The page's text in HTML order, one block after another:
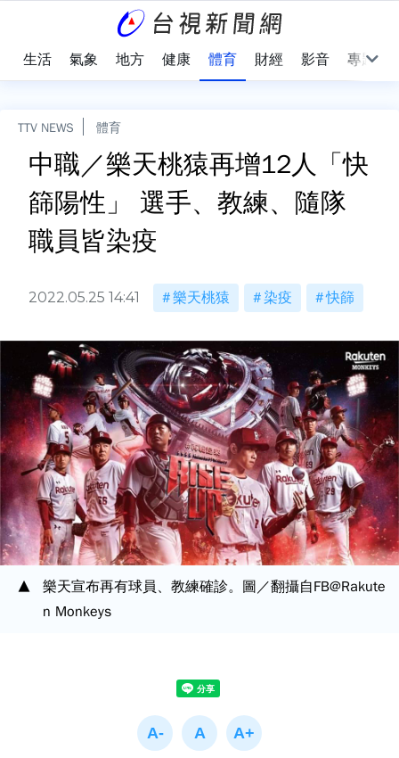
生活 氣象 地方 健康 體育 財經 影音 專題
TTV NEWS 體育
中職／樂天桃猿再增12人「快
篩陽性」 選手、教練、隨隊
職員皆染疫
2022.05.25 14:41 樂天桃猿 染疫 快篩
樂天宣布再有球員、教練確診。圖／翻攝自FB@Rakute
n Monkeys